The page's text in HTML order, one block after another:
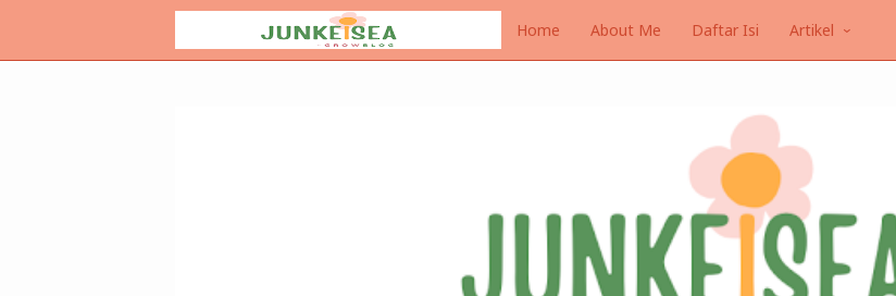
Home About Me Daftar Isi Artikel